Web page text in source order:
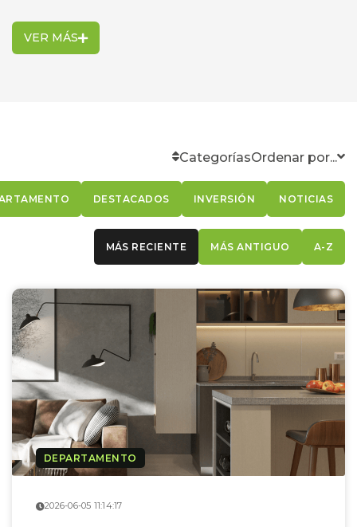
VER MÁS
Categorí­asOrdenar por...
DESTACADOS INVERSIÓN NOTICIAS
MÁS RECIENTE MÁS ANTIGUO A-Z
DEPARTAMENTO
2026-06-05 11:14:17